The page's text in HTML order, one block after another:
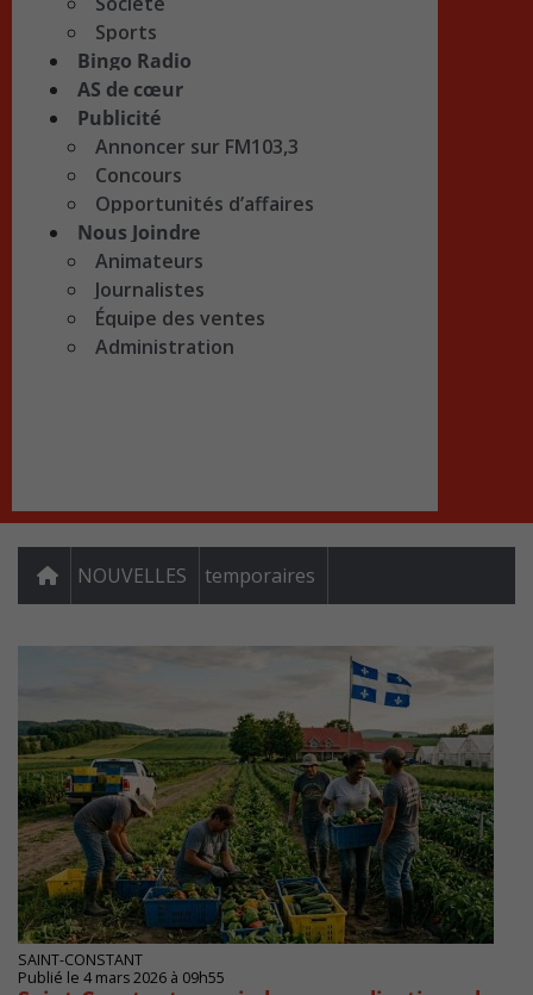
Sports
Bingo Radio
AS de cœur
Publicité
Annoncer sur FM103,3
Concours
Opportunités d’affaires
Nous Joindre
Animateurs
Journalistes
Équipe des ventes
Administration
NOUVELLES temporaires
SAINT-CONSTANT
Publié le 4 mars 2026 à 09h55